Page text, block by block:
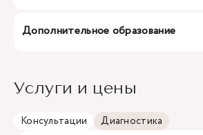
Дополнительное образование
Услуги и цены
Консультации
Диагностика